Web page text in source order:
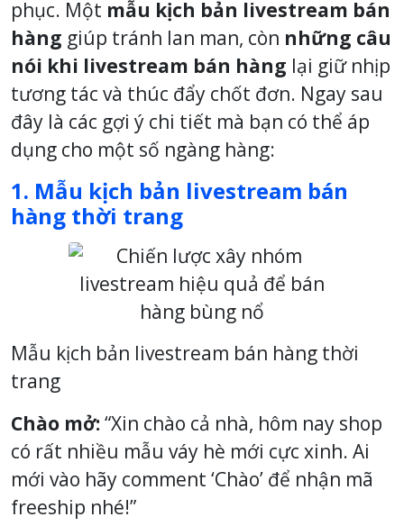
phục. Một mẫu kịch bản livestream bán
hàng giúp tránh lan man, còn những câu
nói khi livestream bán hàng lại giữ nhịp
tương tác và thúc đẩy chốt đơn. Ngay sau
đây là các gợi ý chi tiết mà bạn có thể áp
dụng cho một số ngàng hàng:
1. Mẫu kịch bản livestream bán
hàng thời trang
Mẫu kịch bản livestream bán hàng thời
trang
Chào mở:“Xin chào cả nhà, hôm nay shop
có rất nhiều mẫu váy hè mới cực xinh. Ai
mới vào hãy comment ‘Chào’ để nhận mã
freeship nhé!”